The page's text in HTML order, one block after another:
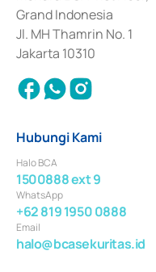
Surat Berharga Komersial
Grand Indonesia
Jl. MH Thamrin No. 1
Jakarta 10310
Hubungi Kami
Halo BCA
1500888 ext 9
WhatsApp
+62 819 1950 0888
Email
halo@bcasekuritas.id